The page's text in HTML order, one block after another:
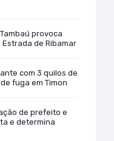
provoca
de Ribamar
com 3 quilos de
fuga em Timon
de prefeito e
e determina